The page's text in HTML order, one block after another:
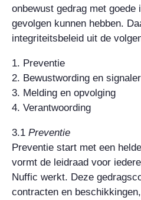
onbewust gedrag met goede
gevolgen kunnen hebben.
integriteitsbeleid uit de
1. Preventie
2. Bewustwording en
3. Melding en opvolging
4. Verantwoording
3.1 Preventie
Preventie start met een
vormt de leidraad voor
Nuffic werkt. Deze
contracten en